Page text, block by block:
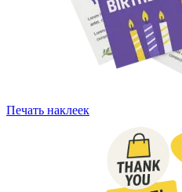
Печать наклеек